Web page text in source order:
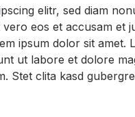
elitr, sed diam
eos et accusam et
ipsum dolor sit amet.
ut labore et dolore
Stet clita kasd